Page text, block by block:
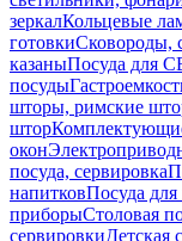
зеркалКольцевые
готовкиСковороды,
казаныПосуда для
посуды
шторы, римские
штор
окон
посуда, сервировка
напитковПосуда
приборыСтоловая
сервировкиДетская